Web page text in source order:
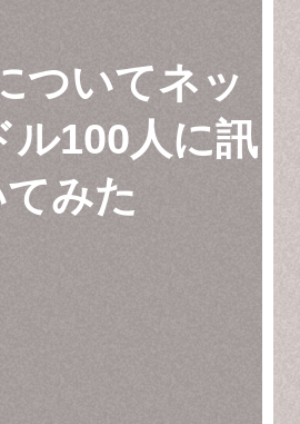
ついてネッ
ル100人に訊
みた